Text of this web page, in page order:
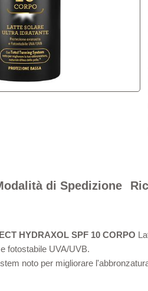
di Spedizione
HYDRAXOL SPF 10 CORPO
fotostabile UVA/UVB.
noto per migliorare